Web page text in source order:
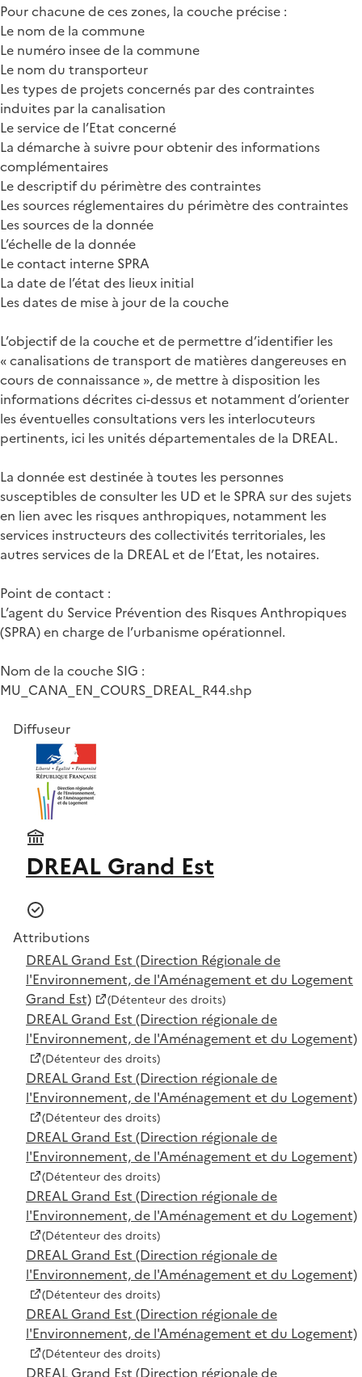
Pour chacune de ces zones, la couche précise :
Le nom de la commune
Le numéro insee de la commune
Le nom du transporteur
Les types de projets concernés par des contraintes
induites par la canalisation
Le service de l’Etat concerné
La démarche à suivre pour obtenir des informations
complémentaires
Le descriptif du périmètre des contraintes
Les sources réglementaires du périmètre des contraintes
Les sources de la donnée
L’échelle de la donnée
Le contact interne SPRA
La date de l’état des lieux initial
Les dates de mise à jour de la couche
L’objectif de la couche et de permettre d’identifier les
« canalisations de transport de matières dangereuses en
cours de connaissance », de mettre à disposition les
informations décrites ci-dessus et notamment d’orienter
les éventuelles consultations vers les interlocuteurs
pertinents, ici les unités départementales de la DREAL.
La donnée est destinée à toutes les personnes
susceptibles de consulter les UD et le SPRA sur des sujets
en lien avec les risques anthropiques, notamment les
services instructeurs des collectivités territoriales, les
autres services de la DREAL et de l’Etat, les notaires.
Point de contact :
L’agent du Service Prévention des Risques Anthropiques
(SPRA) en charge de l’urbanisme opérationnel.
Nom de la couche SIG :
MU_CANA_EN_COURS_DREAL_R44.shp
Diffuseur
DREAL Grand Est
Attributions
DREAL Grand Est (Direction Régionale de
l'Environnement, de l'Aménagement et du Logement
Grand Est)
(Détenteur des droits)
DREAL Grand Est (Direction régionale de
l'Environnement, de l'Aménagement et du Logement)
(Détenteur des droits)
DREAL Grand Est (Direction régionale de
l'Environnement, de l'Aménagement et du Logement)
(Détenteur des droits)
DREAL Grand Est (Direction régionale de
l'Environnement, de l'Aménagement et du Logement)
(Détenteur des droits)
DREAL Grand Est (Direction régionale de
l'Environnement, de l'Aménagement et du Logement)
(Détenteur des droits)
DREAL Grand Est (Direction régionale de
l'Environnement, de l'Aménagement et du Logement)
(Détenteur des droits)
DREAL Grand Est (Direction régionale de
l'Environnement, de l'Aménagement et du Logement)
(Détenteur des droits)
DREAL Grand Est (Direction régionale de